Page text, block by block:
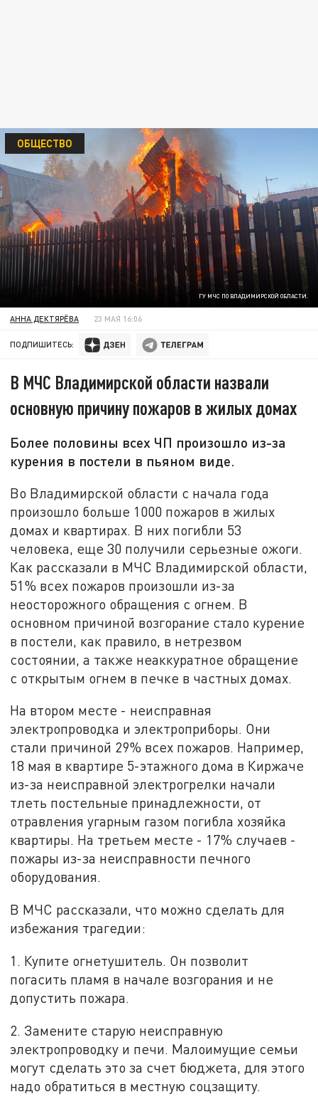
ГУ МЧС ПО ВЛАДИМИРСКОЙ ОБЛАСТИ.
ОБЩЕСТВО
АННА ДЕКТЯРЁВА 23 МАЯ 16:06
ПОДПИШИТЕСЬ:
В МЧС Владимирской области назвали
основную причину пожаров в жилых домах
Более половины всех ЧП произошло из-за
курения в постели в пьяном виде.
Во Владимирской области с начала года
произошло больше 1000 пожаров в жилых
домах и квартирах. В них погибли 53
человека, еще 30 получили серьезные ожоги.
Как рассказали в МЧС Владимирской области,
51% всех пожаров произошли из-за
неосторожного обращения с огнем. В
основном причиной возгорание стало курение
в постели, как правило, в нетрезвом
состоянии, а также неаккуратное обращение
с открытым огнем в печке в частных домах.
На втором месте - неисправная
электропроводка и электроприборы. Они
стали причиной 29% всех пожаров. Например,
18 мая в квартире 5-этажного дома в Киржаче
из-за неисправной электрогрелки начали
тлеть постельные принадлежности, от
отравления угарным газом погибла хозяйка
квартиры. На третьем месте - 17% случаев -
пожары из-за неисправности печного
оборудования.
В МЧС рассказали, что можно сделать для
избежания трагедии:
1. Купите огнетушитель. Он позволит
погасить пламя в начале возгорания и не
допустить пожара.
2. Замените старую неисправную
электропроводку и печи. Малоимущие семьи
могут сделать это за счет бюджета, для этого
надо обратиться в местную соцзащиту.